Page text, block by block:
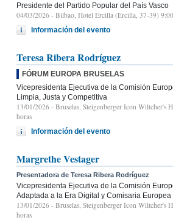
Presidente del Partido Popular del País Vasco
04/03/2026 - Bilbao, Hotel Ercilla (Ercilla, 37-39)
Información del evento
Teresa Ribera Rodríguez
FÓRUM EUROPA BRUSELAS
Vicepresidenta Ejecutiva de la Comisión
Limpia, Justa y Competitiva
13/01/2026 - Bruselas, Steigenberger Icon Wiltcher's
horas
Información del evento
Margrethe Vestager
Presentadora de Teresa Ribera Rodríguez
Vicepresidenta Ejecutiva de la Comisión
Adaptada a la Era Digital y Comisaria
13/01/2026 - Bruselas, Steigenberger Icon Wiltcher's
horas